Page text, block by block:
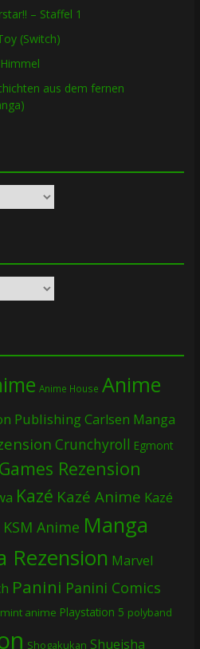
– Staffel 1
(Switch)
aus dem fernen
Anime House Anime
PublishingCarlsen Manga
Crunchyroll Egmont
Games Rezension
Kazé Kazé Anime Kazé
KSM Anime Manga
Rezension Marvel
Panini Panini Comics
anime Playstation 5 polyband
Shogakukan Shueisha